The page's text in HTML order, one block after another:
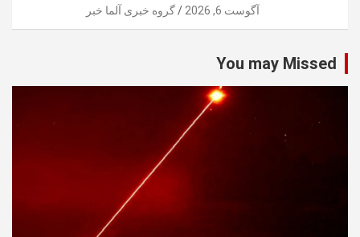
آگوست 6, 2026 گروه خبری آلما خبر
You may Missed